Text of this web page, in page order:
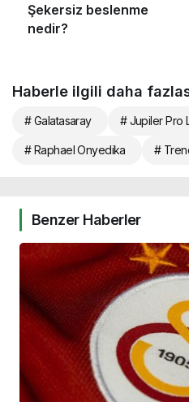
Haberle ilgili daha
# Galatasaray # Jupiler Pro
# Raphael Onyedika #
Benzer Haberler